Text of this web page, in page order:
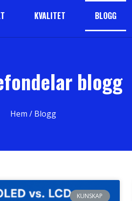
KVALITET BLOGG
blogg
Hem / Blogg
KUNSKAP